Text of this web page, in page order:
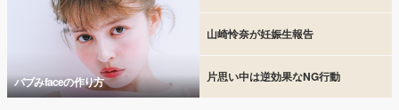
バブみfaceの作り方
山崎怜奈が妊娠生報告
片思い中は逆効果なNG行動